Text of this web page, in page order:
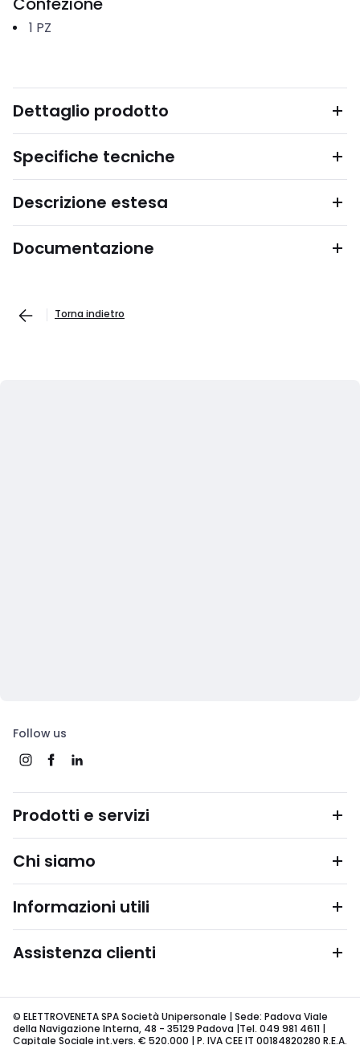
1 PZ
Dettaglio prodotto
Specifiche tecniche
Descrizione estesa
Documentazione
Torna indietro
Follow us
Prodotti e servizi
Chi siamo
Informazioni utili
Assistenza clienti
© ELETTROVENETA SPA Società Unipersonale | Sede: Padova Viale
della Navigazione Interna, 48 - 35129 Padova |Tel. 049 981 4611 |
Capitale Sociale int.vers. € 520.000 | P. IVA CEE IT 00184820280 R.E.A.